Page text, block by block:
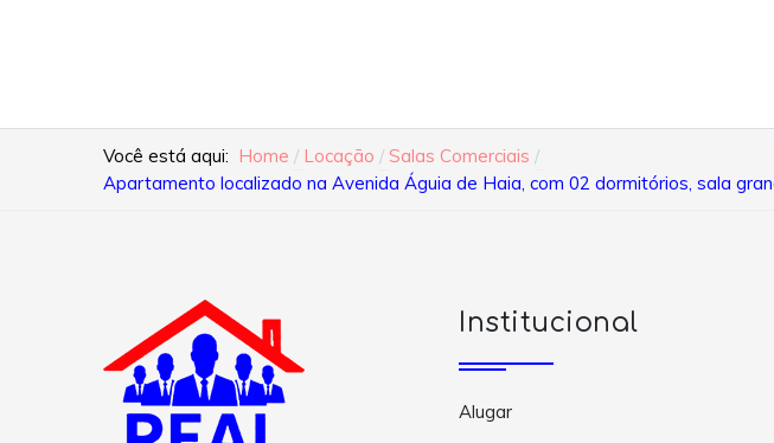
Você está aqui: Home Locação
Salas Comerciais
Apartamento localizado na Avenida Águia de Haia, com 02 dormitórios, sala
Institucional
Alugar